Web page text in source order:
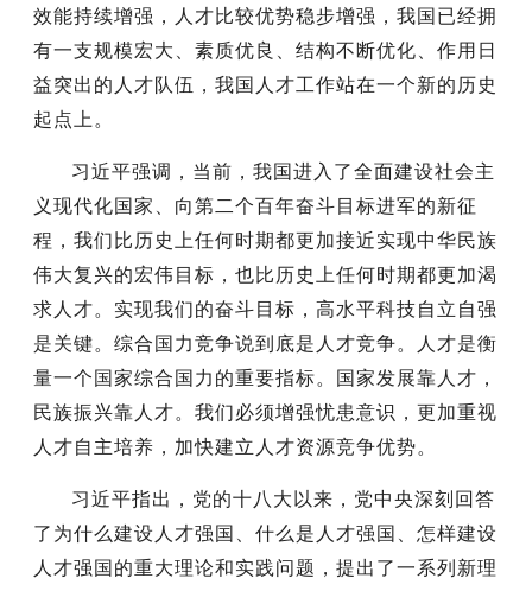
效能持续增强，人才比较优势稳步增强，我国已经拥
有一支规模宏大、素质优良、结构不断优化、作用日
益突出的人才队伍，我国人才工作站在一个新的历史
起点上。
习近平强调，当前，我国进入了全面建设社会主
义现代化国家、向第二个百年奋斗目标进军的新征
程，我们比历史上任何时期都更加接近实现中华民族
伟大复兴的宏伟目标，也比历史上任何时期都更加渴
求人才。实现我们的奋斗目标，高水平科技自立自强
是关键。综合国力竞争说到底是人才竞争。人才是衡
量一个国家综合国力的重要指标。国家发展靠人才，
民族振兴靠人才。我们必须增强忧患意识，更加重视
人才自主培养，加快建立人才资源竞争优势。
习近平指出，党的十八大以来，党中央深刻回答
了为什么建设人才强国、什么是人才强国、怎样建设
人才强国的重大理论和实践问题，提出了一系列新理